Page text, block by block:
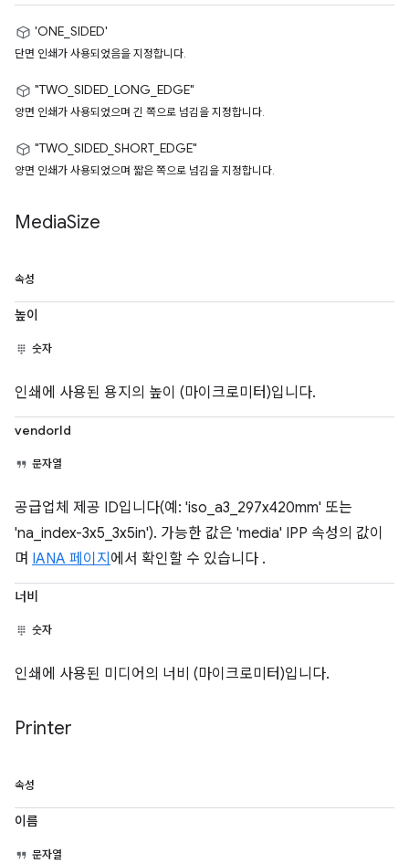
'ONE_SIDED'
단면 인쇄가 사용되었음을 지정합니다.
"TWO_SIDED_LONG_EDGE"
양면 인쇄가 사용되었으며 긴 쪽으로 넘김을 지정합니다.
"TWO_SIDED_SHORT_EDGE"
양면 인쇄가 사용되었으며 짧은 쪽으로 넘김을 지정합니다.
MediaSize
속성
높이
숫자
인쇄에 사용된 용지의 높이 (마이크로미터)입니다.
vendorId
문자열
공급업체 제공 ID입니다(예: 'iso_a3_297x420mm' 또는
'na_index-3x5_3x5in'). 가능한 값은 'media' IPP 속성의 값이
며 IANA 페이지 에서 확인할 수 있습니다 .
너비
숫자
인쇄에 사용된 미디어의 너비 (마이크로미터)입니다.
Printer
속성
이름
문자열